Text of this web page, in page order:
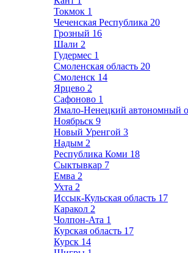
Токмок 1
Чеченская Республика 20
Грозный 16
Шали 2
Гудермес 1
Смоленская область 20
Смоленск 14
Ярцево 2
Сафоново 1
Ямало-Ненецкий автономный
Ноябрьск 9
Новый Уренгой 3
Надым 2
Республика Коми 18
Сыктывкар 7
Емва 2
Ухта 2
Иссык-Кульская область 17
Каракол 2
Чолпон-Ата 1
Курская область 17
Курск 14